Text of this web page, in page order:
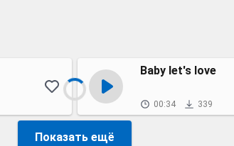
Baby let's love
00:34 339
Показать ещё